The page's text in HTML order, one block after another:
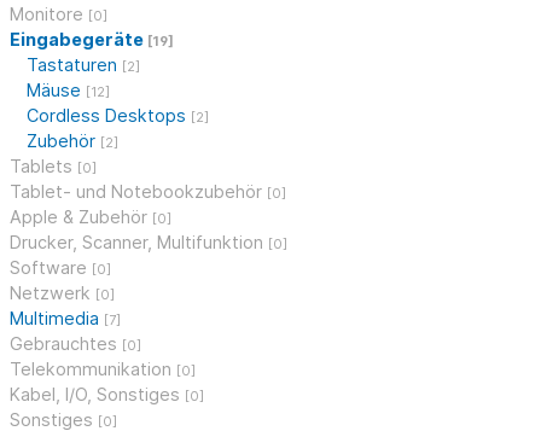
Monitore [0]
Eingabegeräte [19]
Tastaturen [2]
Mäuse [12]
Cordless Desktops [2]
Zubehör [2]
Tablets [0]
Tablet- und Notebookzubehör [0]
Apple & Zubehör [0]
Drucker, Scanner, Multifunktion [0]
Software [0]
Netzwerk [0]
Multimedia [7]
Gebrauchtes [0]
Telekommunikation [0]
Kabel, I/O, Sonstiges [0]
Sonstiges [0]